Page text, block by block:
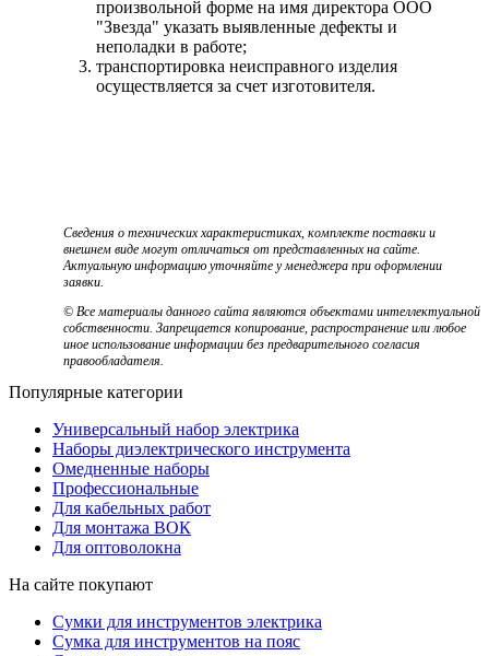
произвольной форме на имя директора ООО
"Звезда" указать выявленные дефекты и
неполадки в работе;
транспортировка неисправного изделия
осуществляется за счет изготовителя.
Сведения о технических характеристиках, комплекте поставки и
внешнем виде могут отличаться от представленных на сайте.
Актуальную информацию уточняйте у менеджера при оформлении
заявки.
© Все материалы данного сайта являются объектами интеллектуальной
собственности. Запрещается копирование, распространение или любое
иное использование информации без предварительного согласия
правообладателя.
Популярные категории
Универсальный набор электрика
Наборы диэлектрического инструмента
Омедненные наборы
Профессиональные
Для кабельных работ
Для монтажа ВОК
Для оптоволокна
На сайте покупают
Сумки для инструментов электрика
Сумка для инструментов на пояс